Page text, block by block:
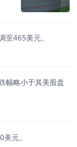
至465美元。
幅略小于其美股盘
元。